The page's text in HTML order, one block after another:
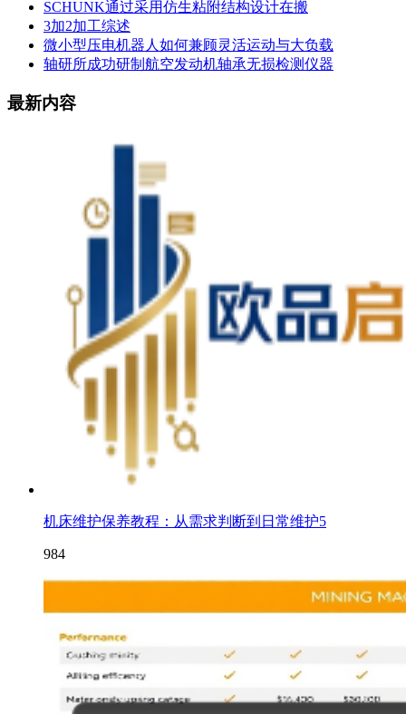
SCHUNK通过采用仿生粘附结构设计在搬
3加2加工综述
微小型压电机器人如何兼顾灵活运动与大负载
轴研所成功研制航空发动机轴承无损检测仪器
最新内容
机床维护保养教程：从需求判断到日常维护5
984